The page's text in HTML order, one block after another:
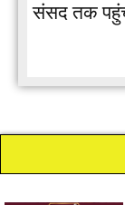
संसद तक